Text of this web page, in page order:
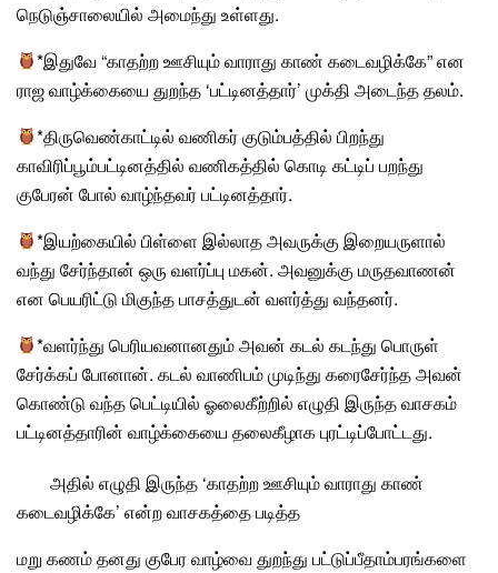
நெடுஞ்சாலையில் அமைந்து உள்ளது.
*இதுவே “காதற்ற ஊசியும் வாராது காண் கடைவழிக்கே” என
ராஜ வாழ்க்கையை துறந்த ‘பட்டினத்தார்’ முக்தி அடைந்த தலம்.
*திருவெண்காட்டில் வணிகர் குடும்பத்தில் பிறந்து
காவிரிப்பூம்பட்டினத்தில் வணிகத்தில் கொடி கட்டிப் பறந்து
குபேரன் போல் வாழ்ந்தவர் பட்டினத்தார்.
*இயற்கையில் பிள்ளை இல்லாத அவருக்கு இறையருளால்
வந்து சேர்ந்தான் ஒரு வளர்ப்பு மகன். அவனுக்கு மருதவாணன்
என பெயரிட்டு மிகுந்த பாசத்துடன் வளர்த்து வந்தனர்.
*வளர்ந்து பெரியவனானதும் அவன் கடல் கடந்து பொருள்
சேர்க்கப் போனான். கடல் வாணிபம் முடிந்து கரைசேர்ந்த அவன்
கொண்டு வந்த பெட்டியில் ஓலைகீற்றில் எழுதி இருந்த வாசகம்
பட்டினத்தாரின் வாழ்க்கையை தலைகீழாக புரட்டிப்போட்டது.
அதில் எழுதி இருந்த ‘காதற்ற ஊசியும் வாராது காண்
கடைவழிக்கே’ என்ற வாசகத்தை படித்த
மறு கணம் தனது குபேர வாழ்வை துறந்து பட்டுப்பீதாம்பரங்களை